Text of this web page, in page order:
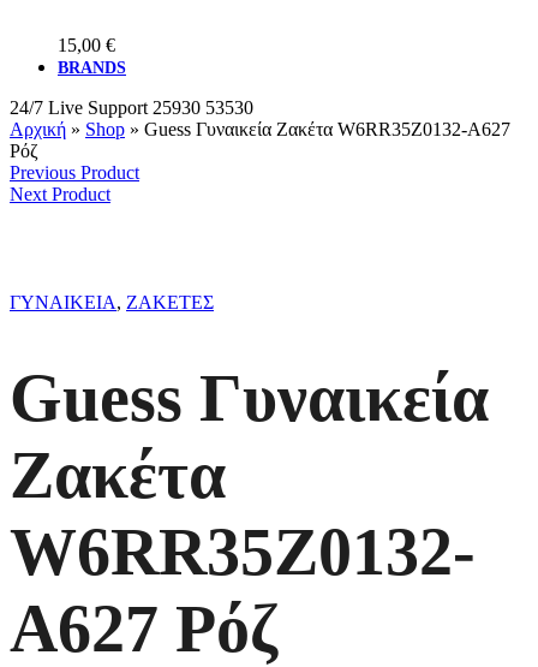
15,00 €
BRANDS
24/7 Live Support 25930 53530
Αρχική » Shop » Guess Γυναικεία Ζακέτα W6RR35Z0132-A627
Ρόζ
Previous Product
Next Product
ΓΥΝΑΙΚΕΙΑ, ΖΑΚΕΤΕΣ
Guess Γυναικεία
Ζακέτα
W6RR35Z0132-
A627 Ρόζ